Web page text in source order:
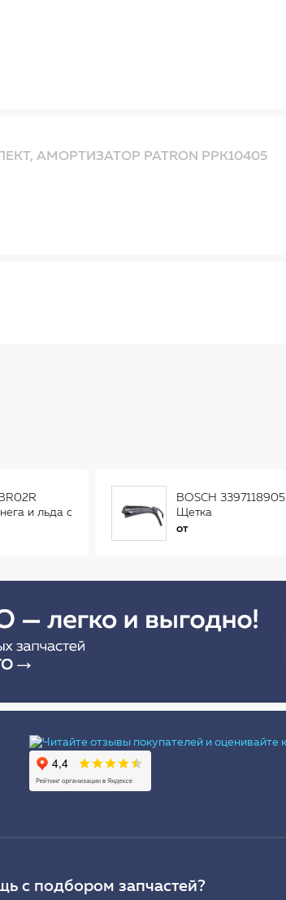
АМОРТИЗАТОР PATRON PPK10405
и льда с
щетиной
BOSCH 3397118905
Щетка
стеклоочистителя
от
с подбором запчастей?